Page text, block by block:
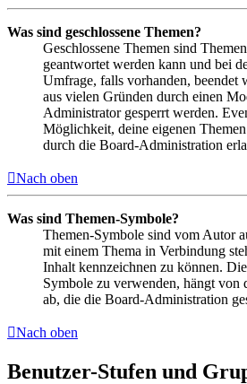
Was sind geschlossene Themen?
Geschlossene Themen sind
geantwortet werden kann und bei
Umfrage, falls vorhanden, beendet
aus vielen Gründen durch einen
Administrator gesperrt werden.
Möglichkeit, deine eigenen
durch die Board-Administration
Nach oben
Was sind Themen-Symbole?
Themen-Symbole sind vom Autor
mit einem Thema in Verbindung
Inhalt kennzeichnen zu können.
Symbole zu verwenden, hängt von
ab, die die Board-Administration
Nach oben
Benutzer-Stufen und